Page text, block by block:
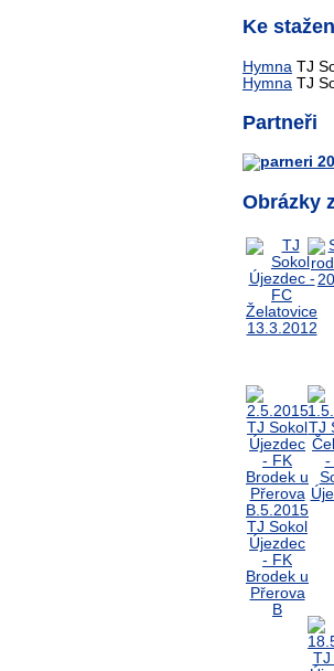
Ke
Hymna TJ
Hymna TJ
Partneři
Obrázky